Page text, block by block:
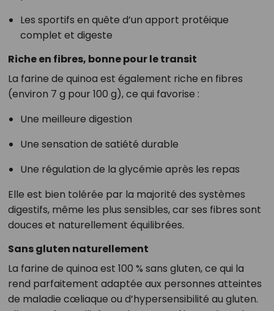
Les sportifs en quête d’un apport protéique
complet et digeste
Riche en fibres, bonne pour le transit
La farine de quinoa est également riche en fibres
(environ 7 g pour 100 g), ce qui favorise :
Une meilleure digestion
Une sensation de satiété durable
Une régulation de la glycémie après les repas
Elle est bien tolérée par la majorité des systèmes
digestifs, même les plus sensibles, car ses fibres sont
douces et naturellement équilibrées.
Sans gluten naturellement
La farine de quinoa est 100 % sans gluten, ce qui la
rend parfaitement adaptée aux personnes atteintes
de maladie cœliaque ou d’hypersensibilité au gluten.